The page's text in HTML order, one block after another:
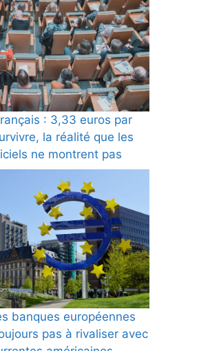
: 3,33 euros par
la réalité que les
ne montrent pas
banques européennes
pas à rivaliser avec